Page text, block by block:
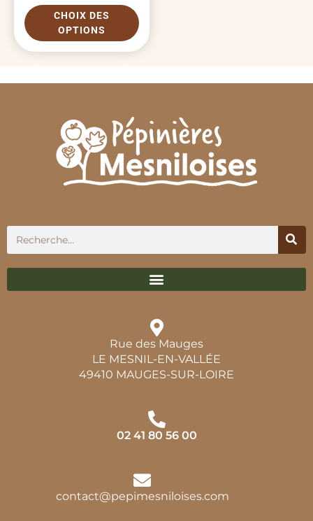
CHOIX DES
OPTIONS
Rue des Mauges
LE MESNIL-EN-VALLÉE
49410 MAUGES-SUR-LOIRE
02 41 80 56 00
contact@pepimesniloises.com